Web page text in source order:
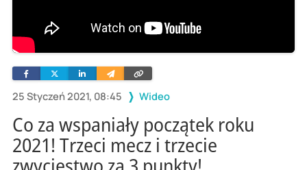
25 Styczeń 2021, 08:45 Wideo
FacebookTwitterLinkedinWyślij
e-
Skopiuj
link
Co za wspaniały początek roku
2021! Trzeci mecz i trzecie